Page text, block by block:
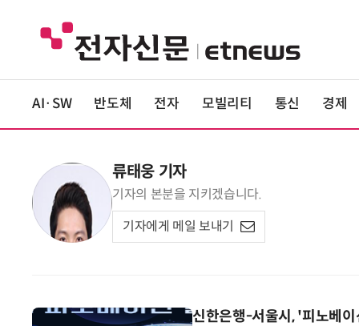
AI·SW 반도체 전자 모빌리티 통신 경제
류태웅 기자
기자의 본분을 지키겠습니다.
기자에게 메일 보내기
신한은행-서울시, '피노베